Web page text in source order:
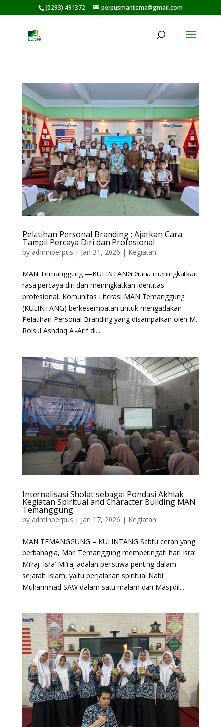
(0293) 491372 perpusmantema@gmail.com
Pelatihan Personal Branding : Ajarkan Cara
Tampil Percaya Diri dan Profesional
by adminperpus | Jan 31, 2026 | Kegiatan
MAN Temanggung —KULINTANG Guna meningkatkan
rasa percaya diri dan meningkatkan identitas
profesional, Komunitas Literasi MAN Temanggung
(KULINTANG) berkesempatan untuk mengadakan
Pelatihan Personal Branding yang disampaikan oleh M.
Roisul Ashdaq Al-Arif di...
Internalisasi Sholat sebagai Pondasi Akhlak:
Kegiatan Spiritual and Character Building MAN
Temanggung
by adminperpus | Jan 17, 2026 | Kegiatan
MAN TEMANGGUNG – KULINTANG Sabtu cerah yang
berbahagia, Man Temanggung memperingati hari Isra’
Mi’raj. Isra’ Mi’raj adalah peristiwa penting dalam
sejarah Islam, yaitu perjalanan spiritual Nabi
Muhammad SAW dalam satu malam dari Masjidil...